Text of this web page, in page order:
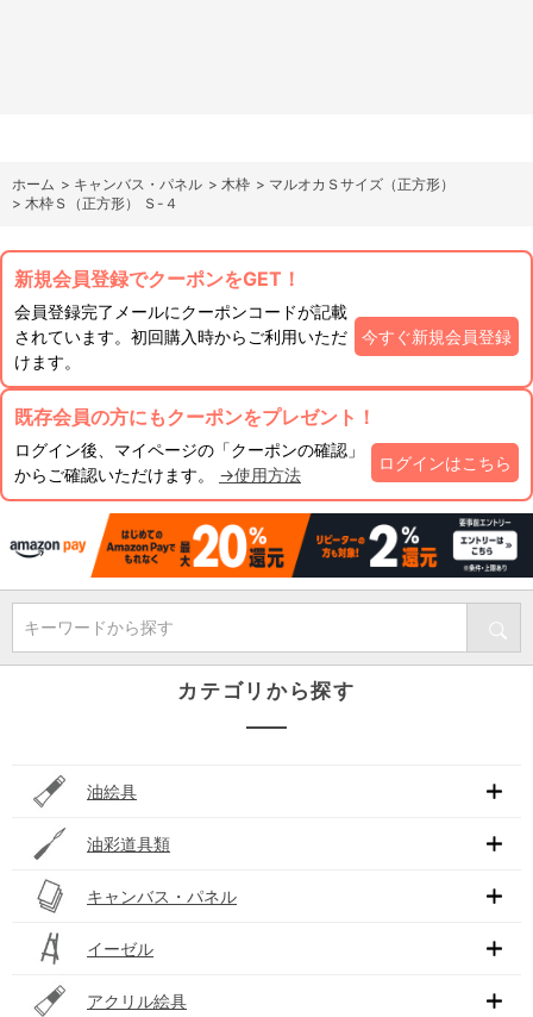
ホーム > キャンバス・パネル > 木枠 > マルオカＳサイズ（正方形）
> 木枠Ｓ（正方形） Ｓ-４
新規会員登録でクーポンをGET！
会員登録完了メールにクーポンコードが記載
されています。初回購入時からご利用いただ
けます。
今すぐ新規会員登録
既存会員の方にもクーポンをプレゼント！
ログイン後、マイページの「クーポンの確認」
からご確認いただけます。 →使用方法
ログインはこちら
キーワードから探す
カテゴリから探す
油絵具
油彩道具類
キャンバス・パネル
イーゼル
アクリル絵具